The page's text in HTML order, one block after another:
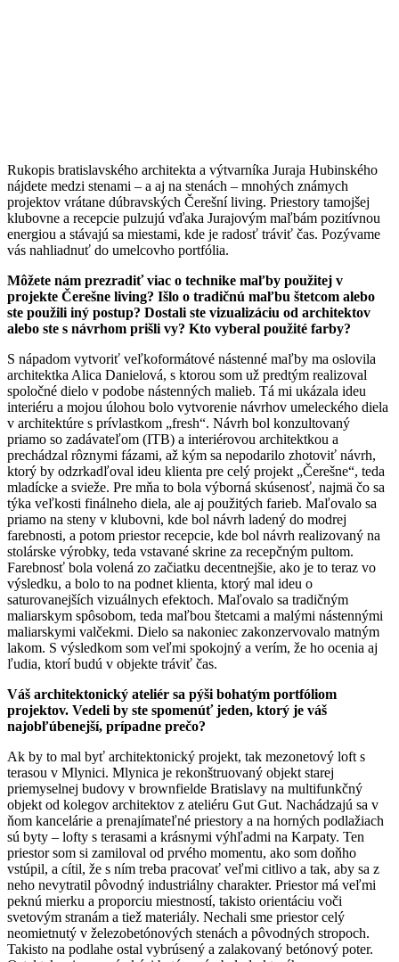
Rukopis bratislavského architekta a výtvarníka Juraja Hubinského
nájdete medzi stenami – a aj na stenách – mnohých známych
projektov vrátane dúbravských Čerešní living. Priestory tamojšej
klubovne a recepcie pulzujú vďaka Jurajovým maľbám pozitívnou
energiou a stávajú sa miestami, kde je radosť tráviť čas. Pozývame
vás nahliadnuť do umelcovho portfólia.
Môžete nám prezradiť viac o technike maľby použitej v
projekte Čerešne living? Išlo o tradičnú maľbu štetcom alebo
ste použili iný postup? Dostali ste vizualizáciu od architektov
alebo ste s návrhom prišli vy? Kto vyberal použité farby?
S nápadom vytvoriť veľkoformátové nástenné maľby ma oslovila
architektka Alica Danielová, s ktorou som už predtým realizoval
spoločné dielo v podobe nástenných malieb. Tá mi ukázala ideu
interiéru a mojou úlohou bolo vytvorenie návrhov umeleckého diela
v architektúre s prívlastkom „fresh“. Návrh bol konzultovaný
priamo so zadávateľom (ITB) a interiérovou architektkou a
prechádzal rôznymi fázami, až kým sa nepodarilo zhotoviť návrh,
ktorý by odzrkadľoval ideu klienta pre celý projekt „Čerešne“, teda
mladícke a svieže. Pre mňa to bola výborná skúsenosť, najmä čo sa
týka veľkosti finálneho diela, ale aj použitých farieb. Maľovalo sa
priamo na steny v klubovni, kde bol návrh ladený do modrej
farebnosti, a potom priestor recepcie, kde bol návrh realizovaný na
stolárske výrobky, teda vstavané skrine za recepčným pultom.
Farebnosť bola volená zo začiatku decentnejšie, ako je to teraz vo
výsledku, a bolo to na podnet klienta, ktorý mal ideu o
saturovanejších vizuálnych efektoch. Maľovalo sa tradičným
maliarskym spôsobom, teda maľbou štetcami a malými nástennými
maliarskymi valčekmi. Dielo sa nakoniec zakonzervovalo matným
lakom. S výsledkom som veľmi spokojný a verím, že ho ocenia aj
ľudia, ktorí budú v objekte tráviť čas.
Váš architektonický ateliér sa pýši bohatým portfóliom
projektov. Vedeli by ste spomenúť jeden, ktorý je váš
najobľúbenejší, prípadne prečo?
Ak by to mal byť architektonický projekt, tak mezonetový loft s
terasou v Mlynici. Mlynica je rekonštruovaný objekt starej
priemyselnej budovy v brownfielde Bratislavy na multifunkčný
objekt od kolegov architektov z ateliéru Gut Gut. Nachádzajú sa v
ňom kancelárie a prenajímateľné priestory a na horných podlažiach
sú byty – lofty s terasami a krásnymi výhľadmi na Karpaty. Ten
priestor som si zamiloval od prvého momentu, ako som doňho
vstúpil, a cítil, že s ním treba pracovať veľmi citlivo a tak, aby sa z
neho nevytratil pôvodný industriálny charakter. Priestor má veľmi
peknú mierku a proporciu miestností, takisto orientáciu voči
svetovým stranám a tiež materiály. Nechali sme priestor celý
neomietnutý v železobetónových stenách a pôvodných stropoch.
Takisto na podlahe ostal vybrúsený a zalakovaný betónový poter.